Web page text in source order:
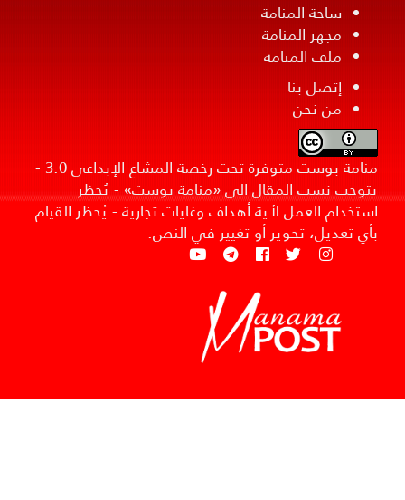
ساحة المنامة
مجهر المنامة
ملف المنامة
إتصل بنا
من نحن
منامة بوست متوفرة تحت رخصة المشاع الإبداعي 3.0 -
يتوجب نسب المقال الى «منامة بوست» - يُحظر
استخدام العمل لأية أهداف وغايات تجارية - يُحظر القيام
بأي تعديل، تحوير أو تغيير في النص.